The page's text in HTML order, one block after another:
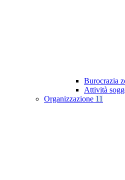
Burocrazia
Attività
Organizzazione 11